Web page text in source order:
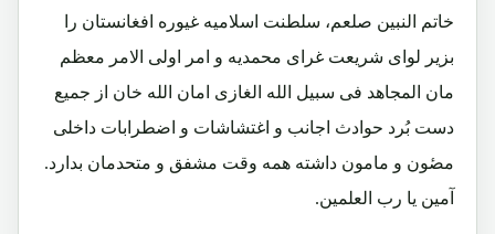
خاتم النبین صلعم، سلطنت اسلامیه غیوره افغانستان را
بزیر لوای شریعت غرای محمدیه و امر اولی الامر معظم
مان المجاهد فی سبیل الله الغازی امان الله خان از جمیع
دست بُرد حوادث اجانب و اغتشاشات و اضطرابات داخلی
مصٔون و مامون داشته همه وقت مشفق و متحدمان بدارد.
آمین یا رب العلمین.